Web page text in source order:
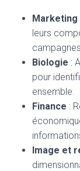
Marketing
leurs
Biologie :
pour
ensemble.
Finance :
Image et